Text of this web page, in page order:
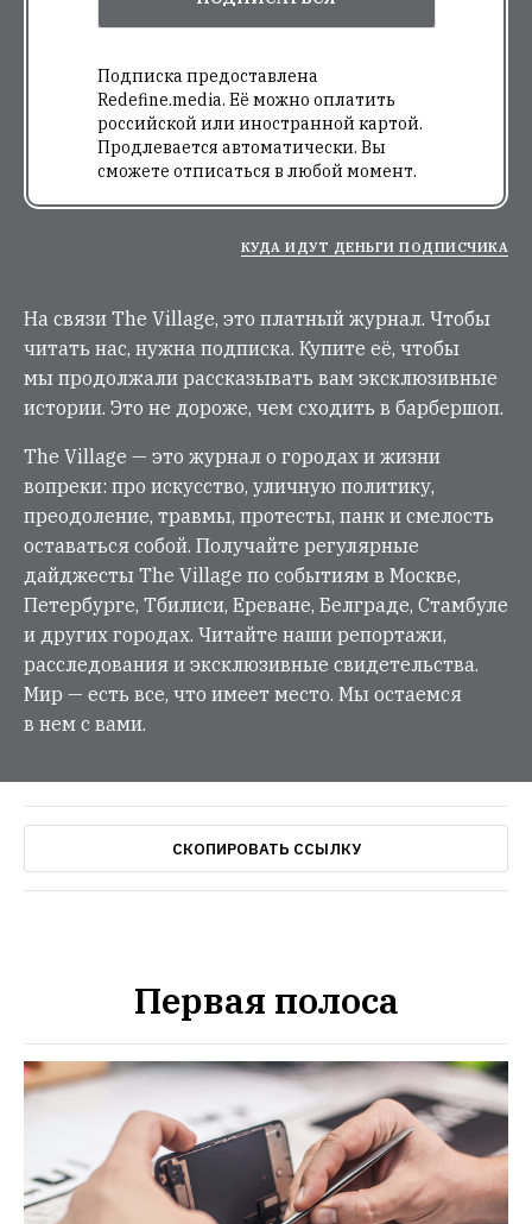
Подписка предоставлена
Redefine.media. Её можно оплатить
российской или иностранной картой.
Продлевается автоматически. Вы
сможете отписаться в любой момент.
КУДА ИДУТ ДЕНЬГИ ПОДПИСЧИКА
На связи The Village, это платный журнал. Чтобы
читать нас, нужна подписка. Купите её, чтобы
мы продолжали рассказывать вам эксклюзивные
истории. Это не дороже, чем сходить в барбершоп.
The Village — это журнал о городах и жизни
вопреки: про искусство, уличную политику,
преодоление, травмы, протесты, панк и смелость
оставаться собой. Получайте регулярные
дайджесты The Village по событиям в Москве,
Петербурге, Тбилиси, Ереване, Белграде, Стамбуле
и других городах. Читайте наши репортажи,
расследования и эксклюзивные свидетельства.
Мир — есть все, что имеет место. Мы остаемся
в нем с вами.
СКОПИРОВАТЬ ССЫЛКУ
Первая полоса